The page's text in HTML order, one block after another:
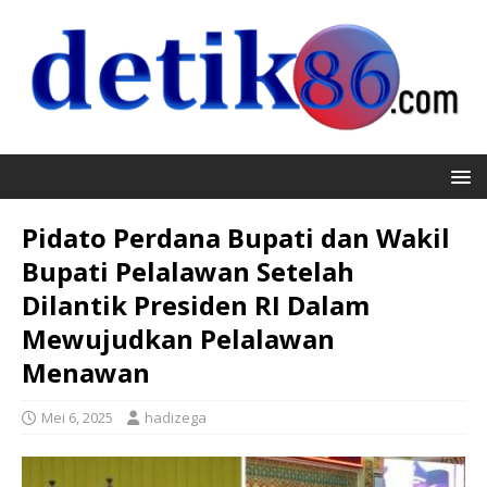
Pidato Perdana Bupati dan Wakil
Bupati Pelalawan Setelah
Dilantik Presiden RI Dalam
Mewujudkan Pelalawan
Menawan
Mei 6, 2025 hadizega